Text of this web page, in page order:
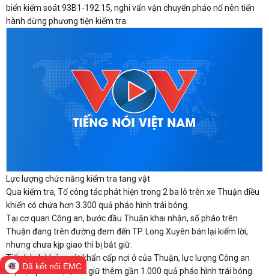
biển kiểm soát 93B1-192.15, nghi vấn vận chuyển pháo nổ nên tiến
hành dừng phương tiện kiểm tra.
Lực lượng chức năng kiểm tra tang vật
Qua kiểm tra, Tổ công tác phát hiện trong 2 ba lô trên xe Thuận điều
khiển có chứa hơn 3.300 quả pháo hình trái bóng.
Tại cơ quan Công an, bước đầu Thuận khai nhận, số pháo trên
Thuận đang trên đường đem đến TP. Long Xuyên bán lại kiếm lời,
nhưng chưa kịp giao thì bị bắt giữ.
Tiến hành khám xét khẩn cấp nơi ở của Thuận, lực lượng Công an
tiếp tục phát hiện, thu giữ thêm gần 1.000 quả pháo hình trái bóng.
Đã kết nối EMC